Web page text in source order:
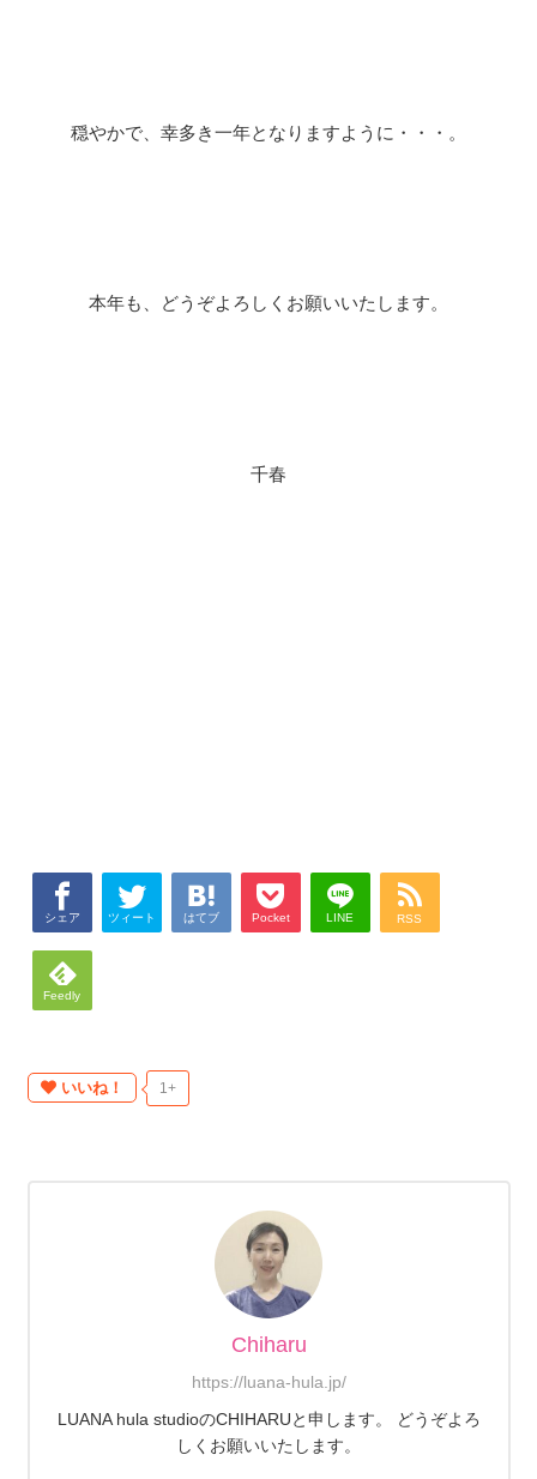
穏やかで、幸多き一年となりますように・・・。
本年も、どうぞよろしくお願いいたします。
千春
シェア ツィート はてブ Pocket LINE RSS
Feedly
いいね！ 1+
Chiharu
https://luana-hula.jp/
LUANA hula studioのCHIHARUと申します。 どうぞよろ
しくお願いいたします。